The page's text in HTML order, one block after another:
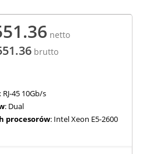
netto
brutto
RJ-45 10Gb/s
: Dual
procesorów: Intel Xeon E5-2600